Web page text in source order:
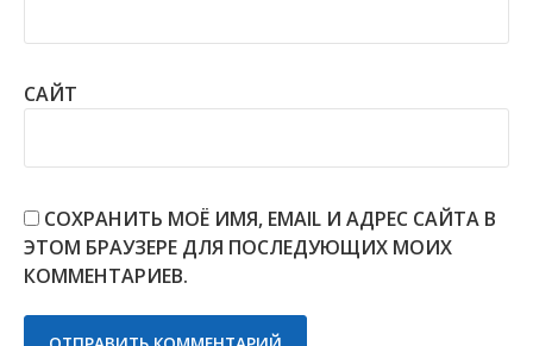
САЙТ
СОХРАНИТЬ МОЁ ИМЯ, EMAIL И АДРЕС САЙТА В
ЭТОМ БРАУЗЕРЕ ДЛЯ ПОСЛЕДУЮЩИХ МОИХ
КОММЕНТАРИЕВ.